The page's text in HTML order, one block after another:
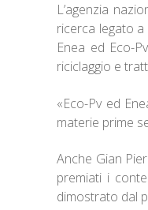
L’agenzia
ricerca legato
Enea ed Eco-
riciclaggio e
«Eco-Pv ed
materie prime
Anche Gian
premiati i
dimostrato dal